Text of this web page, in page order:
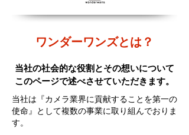
ワンダーワンズとは？
​当社の社会的な役割とその想いについて
このページで述べさせていただきます。
当社は『カメラ業界に貢献することを第一の
使命』として複数の事業に取り組んでおりま
す。